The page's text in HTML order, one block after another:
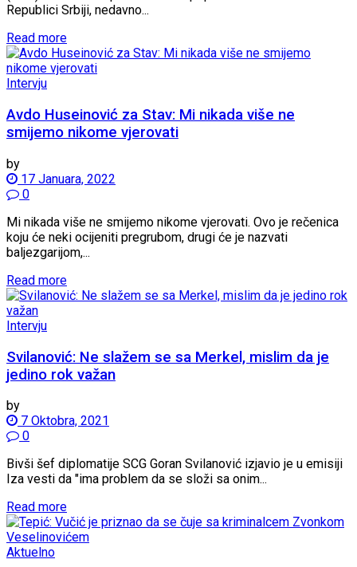
Republici Srbiji, nedavno...
Read more
Intervju
Avdo Huseinović za Stav: Mi nikada više ne
smijemo nikome vjerovati
by
17 Januara, 2022
0
Mi nikada više ne smijemo nikome vjerovati. Ovo je rečenica
koju će neki ocijeniti pregrubom, drugi će je nazvati
baljezgarijom,...
Read more
Intervju
Svilanović: Ne slažem se sa Merkel, mislim da je
jedino rok važan
by
7 Oktobra, 2021
0
Bivši šef diplomatije SCG Goran Svilanović izjavio je u emisiji
Iza vesti da "ima problem da se složi sa onim...
Read more
Aktuelno